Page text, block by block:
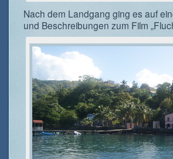
Nach dem Landgang ging es auf
und Beschreibungen zum Film